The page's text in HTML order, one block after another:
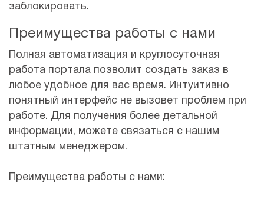
заблокировать.
Преимущества работы с нами
Полная автоматизация и круглосуточная
работа портала позволит создать заказ в
любое удобное для вас время. Интуитивно
понятный интерфейс не вызовет проблем при
работе. Для получения более детальной
информации, можете связаться с нашим
штатным менеджером.
Преимущества работы с нами: